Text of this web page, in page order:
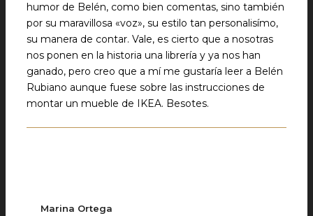
humor de Belén, como bien comentas, sino también
por su maravillosa «voz», su estilo tan personalisímo,
su manera de contar. Vale, es cierto que a nosotras
nos ponen en la historia una librería y ya nos han
ganado, pero creo que a mí me gustaría leer a Belén
Rubiano aunque fuese sobre las instrucciones de
montar un mueble de IKEA. Besotes.
Marina Ortega